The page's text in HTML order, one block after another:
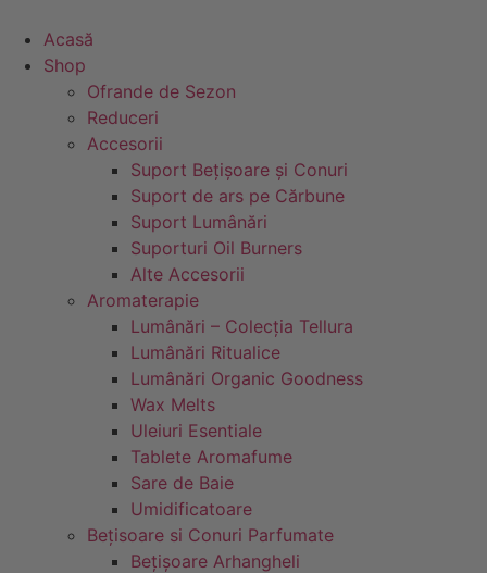
conținut
Acasă
Shop
Ofrande de Sezon
Reduceri
Accesorii
Suport Bețișoare și Conuri
Suport de ars pe Cărbune
Suport Lumânări
Suporturi Oil Burners
Alte Accesorii
Aromaterapie
Lumânări – Colecția Tellura
Lumânări Ritualice
Lumânări Organic Goodness
Wax Melts
Uleiuri Esentiale
Tablete Aromafume
Sare de Baie
Umidificatoare
Bețisoare si Conuri Parfumate
Bețișoare Arhangheli